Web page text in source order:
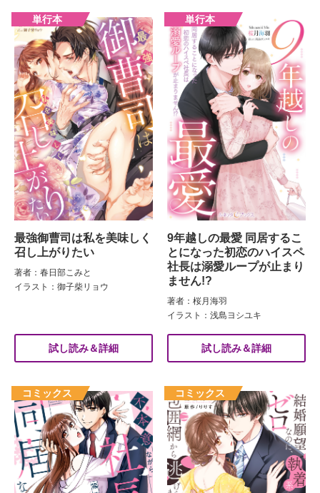
最強御曹司は私を美味しく
召し上がりたい
著者：春日部こみと
イラスト：御子柴リョウ
試し読み＆詳細
9年越しの最愛 同居するこ
とになった初恋のハイスペ
社長は溺愛ループが止まり
ません!?
著者：桜月海羽
イラスト：浅島ヨシユキ
試し読み＆詳細